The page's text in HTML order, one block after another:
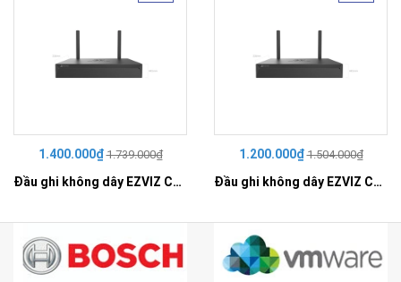
1.400.000₫1.739.000₫
Đầu ghi không dây EZVIZ CS-X5S-R100-8W
1.200.000₫1.504.000₫
Đầu ghi không dây EZVIZ CS-X5S-R100-4W